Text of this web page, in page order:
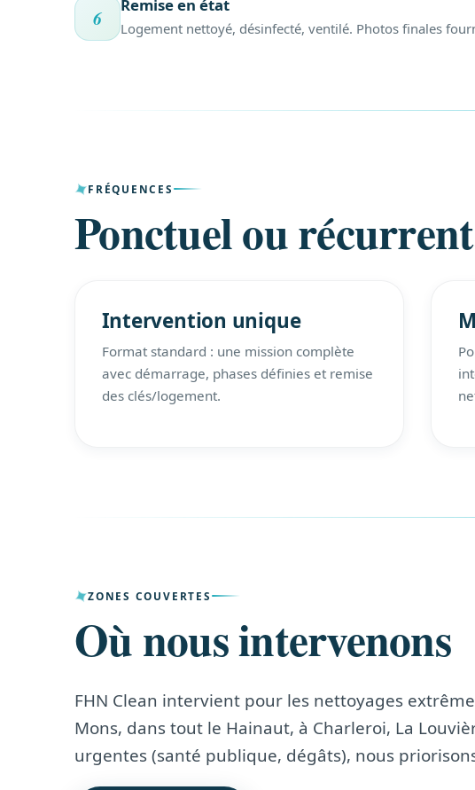
6
Remise en état
Logement nettoyé, désinfecté, ventilé. Photos finales
FRÉQUENCES
Ponctuel ou
Intervention unique
Format standard : une mission complète
avec démarrage, phases définies et remise
des clés/logement.
ZONES COUVERTES
Où nous intervenons
FHN Clean intervient pour les nettoyages
Mons, dans tout le Hainaut, à Charleroi, La
urgentes (santé publique, dégâts), nous